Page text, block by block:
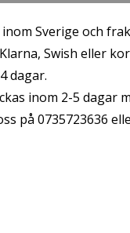
Sverige och
Swish eller
dagar.
inom 2-5 dagar
på 0735723636